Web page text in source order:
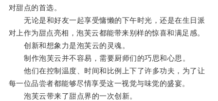
对甜点的首选。
无论是和好友一起享受慵懒的下午时光，还是在生日派
对上作为甜点亮相，泡芙云都能带来别样的惊喜和满足感。
创新和想象力是泡芙云的灵魂。
制作泡芙云并不容易，需要厨师们的巧思和心思。
他们在控制温度、时间和比例上下了许多功夫，为了让
每一位品尝者都能够尽情享受这一视觉与味觉的盛宴。
泡芙云带来了甜点界的一次创新。